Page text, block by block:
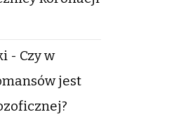
- Czy w
jest